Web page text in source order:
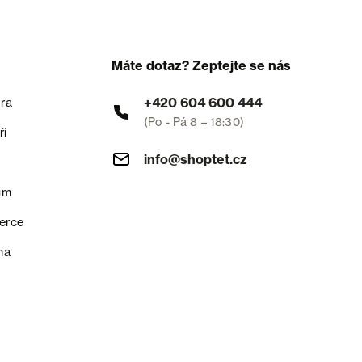
Máte dotaz? Zeptejte se nás
+420 604 600 444
(Po - Pá 8 – 18:30)
info@shoptet.cz